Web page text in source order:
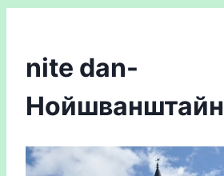
nite dan-
Нойшванштайн